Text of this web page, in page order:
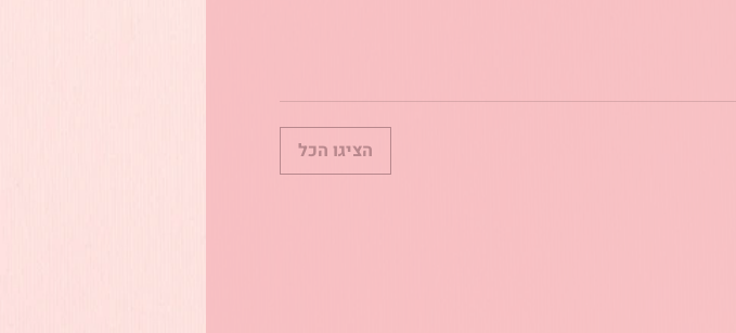
הציגו הכל